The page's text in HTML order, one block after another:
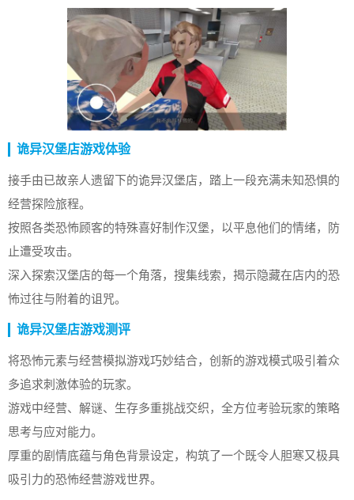
诡异汉堡店游戏体验
接手由已故亲人遗留下的诡异汉堡店，踏上一段充满未知恐惧的
经营探险旅程。
按照各类恐怖顾客的特殊喜好制作汉堡，以平息他们的情绪，防
止遭受攻击。
深入探索汉堡店的每一个角落，搜集线索，揭示隐藏在店内的恐
怖过往与附着的诅咒。
诡异汉堡店游戏测评
将恐怖元素与经营模拟游戏巧妙结合，创新的游戏模式吸引着众
多追求刺激体验的玩家。
游戏中经营、解谜、生存多重挑战交织，全方位考验玩家的策略
思考与应对能力。
厚重的剧情底蕴与角色背景设定，构筑了一个既令人胆寒又极具
吸引力的恐怖经营游戏世界。